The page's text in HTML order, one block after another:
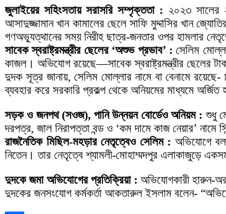
জুলাইয়ের সহিংসতায় সরাসরি সম্পৃক্ততা : ২০২৩ সালের
আসাদুজ্জামান খান কামালের ছেলে সাফি মুদ্দাসির খান
গণঅভ্যুত্থানের সময় নিরীহ ছাত্র-জনতার ওপর হামলার
সাবেক স্বরাষ্ট্রমন্ত্রীর ছেলের ‘অশুভ প্রভাব’ : সেলিম
কাজল। অভিযোগ রয়েছে—সাবেক স্বরাষ্ট্রমন্ত্রীর ছেলের
দুদক সূত্র জানায়, সেলিম মোল্লার নামে বা বেনামে
ব্যবহার করে সরকারি প্রকল্প থেকে অনিয়মের মাধ্যমে
সড়ক ও জনপথ (সওজ), পানি উন্নয়ন বোর্ডেও অনিয়ম : শুধু
দরপত্র, জাল নিরাপত্তা বন্ড ও ‘কম দামে কাজ নেয়ার’
রাজনৈতিক মিছিল-মহড়ার নেতৃত্বেও সেলিম : অভিযোগে
নিতেন। তার নেতৃত্বে শ্যামলী-মোহাম্মদপুর এলাকাজুড়ে
দুদকে জমা অভিযোগের প্রতিক্রিয়া : অভিযোগকারী হারুন-
দুদকের জনসংযোগ কর্মকর্তা আকতারুল ইসলাম বলেন-